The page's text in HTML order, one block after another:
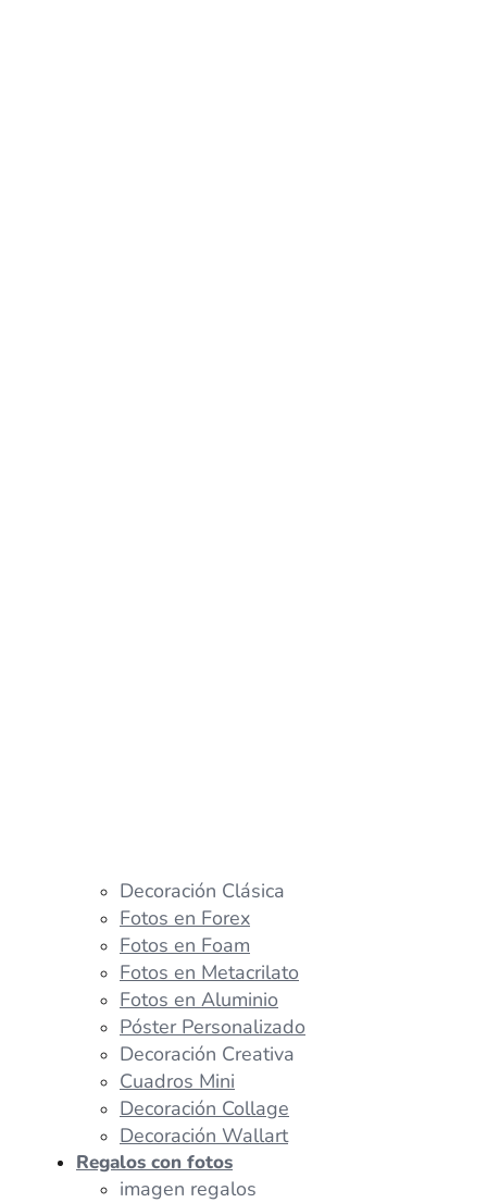
Decoración Clásica
Fotos en Forex
Fotos en Foam
Fotos en Metacrilato
Fotos en Aluminio
Póster Personalizado
Decoración Creativa
Cuadros Mini
Decoración Collage
Decoración Wallart
Regalos con fotos
imagen regalos